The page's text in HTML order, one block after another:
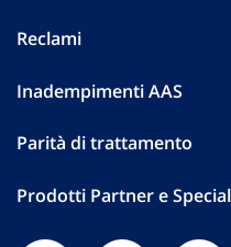
Reclami
Inadempimenti AAS
Parità di trattamento
Prodotti Partner e